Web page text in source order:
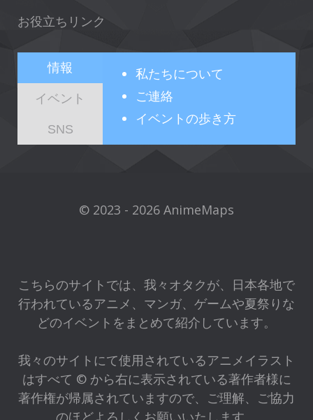
お役立ちリンク
情報
イベント
SNS
私たちについて
ご連絡
イベントの歩き方
© 2023 - 2026 AnimeMaps
こちらのサイトでは、我々オタクが、日本各地で
行われているアニメ、マンガ、ゲームや夏祭りな
どのイベントをまとめて紹介しています。
我々のサイトにて使用されているアニメイラスト
はすべて © から右に表示されている著作者様に
著作権が帰属されていますので、ご理解、ご協力
のほどよろしくお願いいたします。